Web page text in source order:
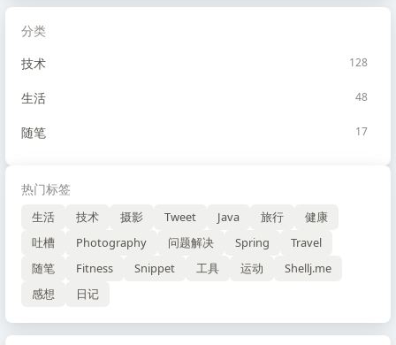
分类
技术
128
生活 48
随笔 17
热门标签
生活 技术 摄影 Tweet Java 旅行
健康
吐槽
Photography 问题解决 Spring
Travel
随笔
Fitness Snippet 工具 运动
Shellj.me
感想
日记